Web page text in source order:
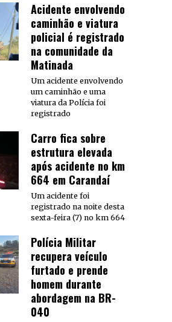
Acidente envolvendo
caminhão e viatura
policial é registrado
na comunidade da
Matinada
Um acidente envolvendo
um caminhão e uma
viatura da Polícia foi
registrado
Carro fica sobre
estrutura elevada
após acidente no km
664 em Carandaí
Um acidente foi
registrado na noite desta
sexta-feira (7) no km 664
Polícia Militar
recupera veículo
furtado e prende
homem durante
abordagem na BR-
040